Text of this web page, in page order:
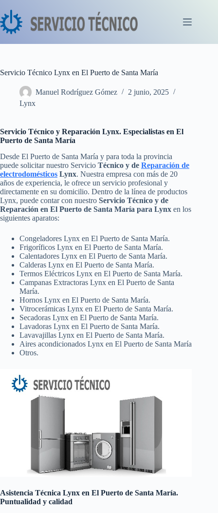
al
contenido
Servicio Técnico Lynx en El Puerto de Santa María
Manuel Rodríguez Gómez
2 junio, 2025
Lynx
Servicio Técnico y Reparación Lynx. Especialistas en El
Puerto de Santa María
Desde El Puerto de Santa María y para toda la provincia
puede solicitar nuestro Servicio Técnico y de Reparación de
electrodomésticos Lynx. Nuestra empresa con más de 20
años de experiencia, le ofrece un servicio profesional y
directamente en su domicilio. Dentro de la línea de productos
Lynx, puede contar con nuestro Servicio Técnico y de
Reparación en El Puerto de Santa María para Lynx en los
siguientes aparatos:
Congeladores Lynx en El Puerto de Santa María.
Frigoríficos Lynx en El Puerto de Santa María.
Calentadores Lynx en El Puerto de Santa María.
Calderas Lynx en El Puerto de Santa María.
Termos Eléctricos Lynx en El Puerto de Santa María.
Campanas Extractoras Lynx en El Puerto de Santa
María.
Hornos Lynx en El Puerto de Santa María.
Vitrocerámicas Lynx en El Puerto de Santa María.
Secadoras Lynx en El Puerto de Santa María.
Lavadoras Lynx en El Puerto de Santa María.
Lavavajillas Lynx en El Puerto de Santa María.
Aires acondicionados Lynx en El Puerto de Santa María
Otros.
Asistencia Técnica Lynx en El Puerto de Santa María.
Puntualidad y calidad